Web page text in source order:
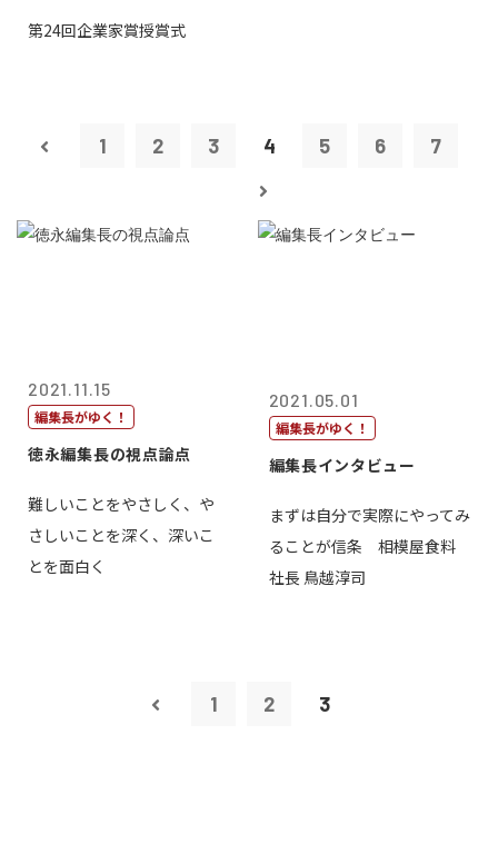
第24回企業家賞授賞式
1 2 3 4 5 6 7
2021.11.15
編集長がゆく！
徳永編集長の視点論点
難しいことをやさしく、や
さしいことを深く、深いこ
とを面白く
2021.05.01
編集長がゆく！
編集長インタビュー
まずは自分で実際にやってみ
ることが信条 相模屋食料
社長 鳥越淳司
1 2 3